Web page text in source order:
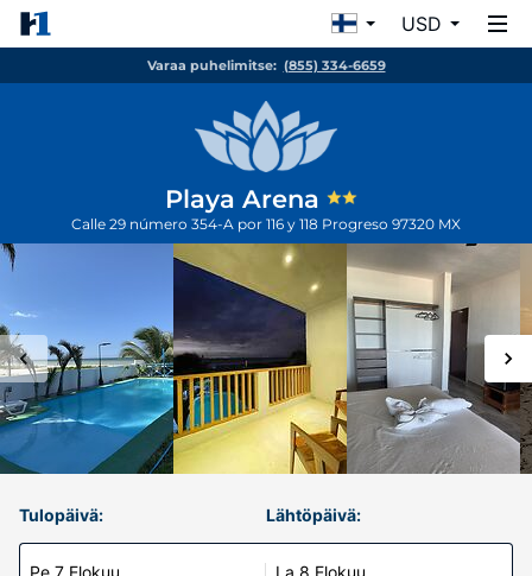
USD
Varaa puhelimitse: (855) 334-6659
Playa Arena
Calle 29 número 354-A por 116 y 118 Progreso 97320 MX
Tulopäivä:
Pe 7 Elokuu
Lähtöpäivä:
La 8 Elokuu